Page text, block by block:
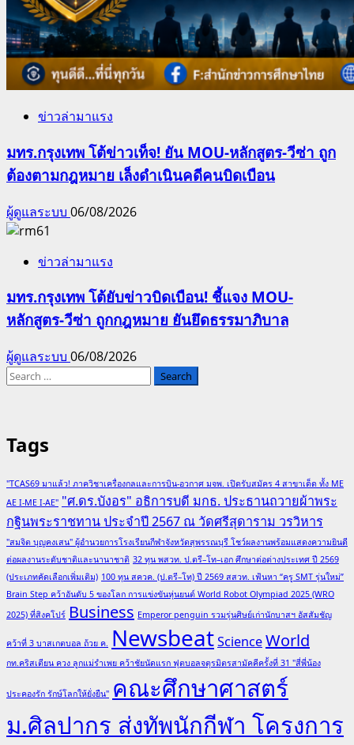
ข่าวล่ามาแรง
มทร.กรุงเทพ โต้ข่าวเท็จ! ยัน MOU-หลักสูตร-วีซ่า ถูก
ต้องตามกฎหมาย เล็งดำเนินคดีคนบิดเบือน
ผู้ดูแลระบบ 06/08/2026
ข่าวล่ามาแรง
มทร.กรุงเทพ โต้ยับข่าวบิดเบือน! ชี้แจง MOU-
หลักสูตร-วีซ่า ถูกกฎหมาย ยันยึดธรรมาภิบาล
ผู้ดูแลระบบ 06/08/2026
Search
Tags
"TCAS69 มาแล้ว! ภาควิชาเครื่องกลและการบิน-อวกาศ มจพ. เปิดรับสมัคร 4 สาขาเด็ด ทั้ง ME
AE I-ME I-AE" "ศ.ดร.บังอร" อธิการบดี มกธ. ประธานถวายผ้าพระ
กฐินพระราชทาน ประจำปี 2567 ณ วัดศรีสุดาราม วรวิหาร
"สมจิต บุญคงเสน" ผู้อำนวยการโรงเรียนกีฬาจังหวัดสุพรรณบุรี โชว์ผลงานพร้อมแสดงความยินดี
ต่อผลงานระดับชาติและนานาชาติ 32 ทุน พสวท. ป.ตรี–โท–เอก ศึกษาต่อต่างประเทศ ปี 2569
(ประเภทคัดเลือกเพิ่มเติม) 100 ทุน สควค. (ป.ตรี–โท) ปี 2569 สสวท. เฟ้นหา “ครู SMT รุ่นใหม่”
Brain Step คว้าอันดับ 5 ของโลก การแข่งขันหุ่นยนต์ World Robot Olympiad 2025 (WRO
2025) ที่สิงคโปร์ Business Emperor penguin รวมรุ่นศิษย์เก่านักบาสฯ อัสสัมชัญ
คว้าที่ 3 บาสเกตบอล ถ้วย ค. NewsbeatScienceWorld
กท.คริสเตียน ควง ลูกแม่รำเพย คว้าชัยนัดแรก ฟุตบอลจตุรมิตรสามัคคีครั้งที่ 31 "สี่พี่น้อง
ประคองรัก รักษ์โลกให้ยั่งยืน" คณะศึกษาศาสตร์
ม.ศิลปากร ส่งทัพนักกีฬา โครงการ